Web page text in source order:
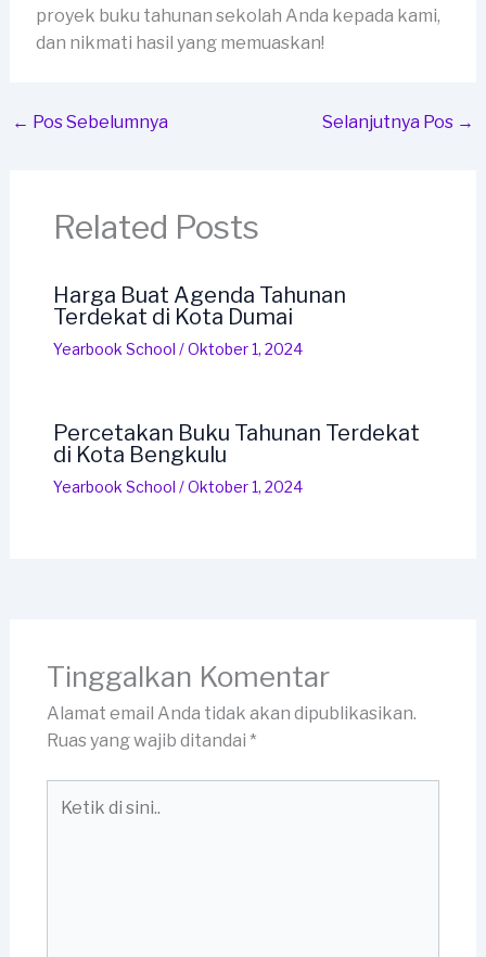
proyek buku tahunan sekolah Anda kepada kami,
dan nikmati hasil yang memuaskan!
← Pos Sebelumnya Selanjutnya Pos →
Related Posts
Harga Buat Agenda Tahunan
Terdekat di Kota Dumai
Yearbook School /Oktober 1, 2024
Percetakan Buku Tahunan Terdekat
di Kota Bengkulu
Yearbook School /Oktober 1, 2024
Tinggalkan Komentar
Alamat email Anda tidak akan dipublikasikan.
Ruas yang wajib ditandai *